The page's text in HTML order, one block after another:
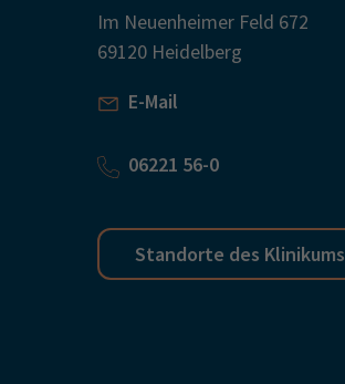
Im Neuenheimer Feld 672
69120 Heidelberg
E-Mail
06221 56-0
Standorte des Klinikums